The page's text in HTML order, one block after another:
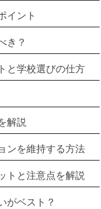
イント
き？
と学校選びの仕方
解説
ンを維持する方法
トと注意点を解説
がベスト？